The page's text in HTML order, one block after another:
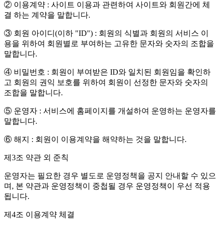
② 이용계약 : 사이트 이용과 관련하여 사이트와 회원간에 체
결 하는 계약을 말합니다.
③ 회원 아이디(이하 "ID") : 회원의 식별과 회원의 서비스 이
용을 위하여 회원별로 부여하는 고유한 문자와 숫자의 조합을
말합니다.
④ 비밀번호 : 회원이 부여받은 ID와 일치된 회원임을 확인하
고 회원의 권익 보호를 위하여 회원이 선정한 문자와 숫자의
조합을 말합니다.
⑤ 운영자 : 서비스에 홈페이지를 개설하여 운영하는 운영자를
말합니다.
⑥ 해지 : 회원이 이용계약을 해약하는 것을 말합니다.
제3조 약관 외 준칙
운영자는 필요한 경우 별도로 운영정책을 공지 안내할 수 있으
며, 본 약관과 운영정책이 중첩될 경우 운영정책이 우선 적용
됩니다.
제4조 이용계약 체결